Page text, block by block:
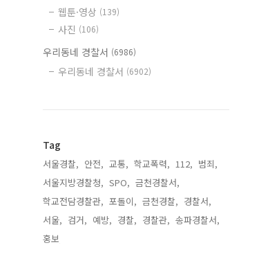
웹툰·영상 (139)
사진 (106)
우리동네 경찰서 (6986)
우리동네 경찰서 (6902)
Tag
서울경찰, 안전, 교통, 학교폭력, 112, 범죄,
서울지방경찰청, SPO, 금천경찰서,
학교전담경찰관, 포돌이, 금천경찰, 경찰서,
서울, 검거, 예방, 경찰, 경찰관, 송파경찰서,
홍보,